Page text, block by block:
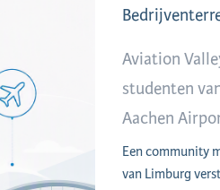
Aviation
studenten
Aachen
Een community
van Limburg